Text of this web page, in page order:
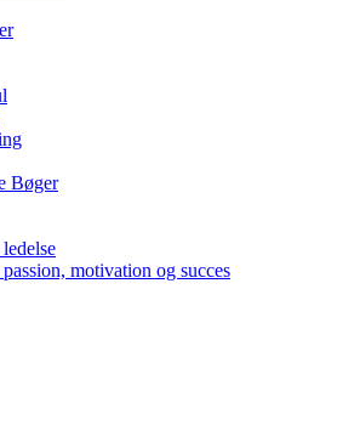
Bøger
motivation og succes